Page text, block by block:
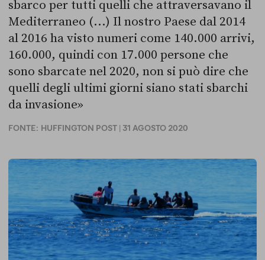
sbarco per tutti quelli che attraversavano il
Mediterraneo (...) Il nostro Paese dal 2014
al 2016 ha visto numeri come 140.000 arrivi,
160.000, quindi con 17.000 persone che
sono sbarcate nel 2020, non si può dire che
quelli degli ultimi giorni siano stati sbarchi
da invasione»
FONTE: HUFFINGTON POST | 31 AGOSTO 2020